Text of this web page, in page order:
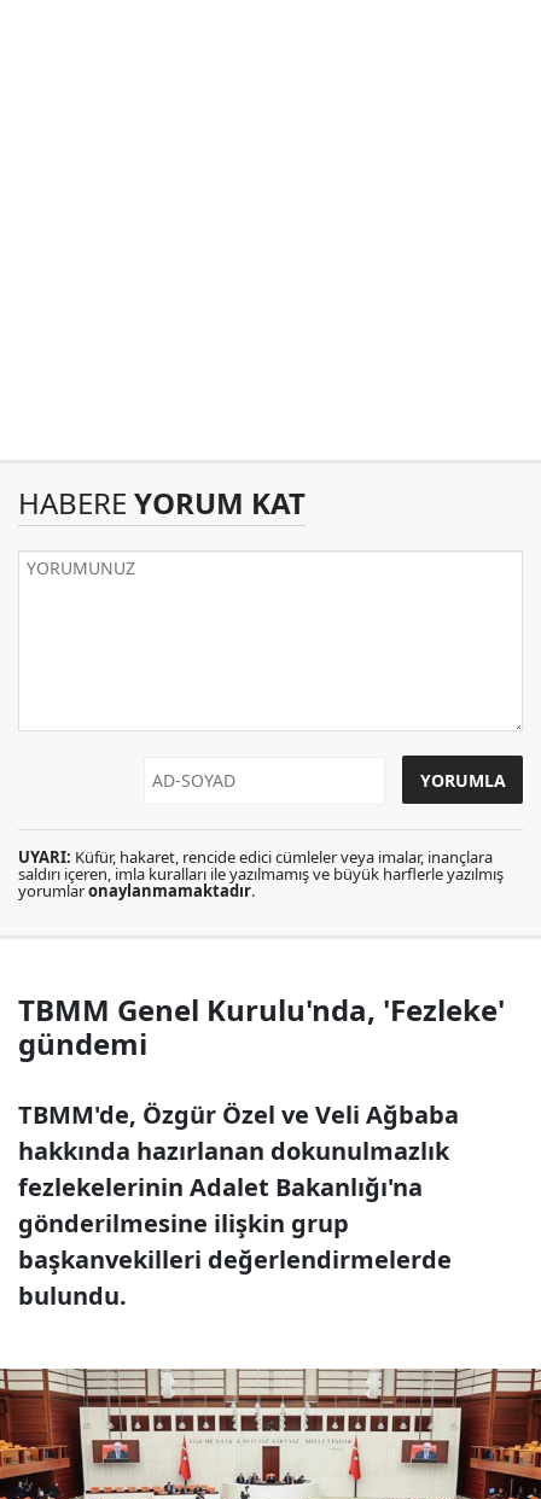
HABERE YORUM KAT
UYARI: Küfür, hakaret, rencide edici cümleler veya imalar, inançlara
saldırı içeren, imla kuralları ile yazılmamış ve büyük harflerle yazılmış
yorumlaronaylanmamaktadır.
TBMM Genel Kurulu'nda, 'Fezleke'
gündemi
TBMM'de, Özgür Özel ve Veli Ağbaba
hakkında hazırlanan dokunulmazlık
fezlekelerinin Adalet Bakanlığı'na
gönderilmesine ilişkin grup
başkanvekilleri değerlendirmelerde
bulundu.